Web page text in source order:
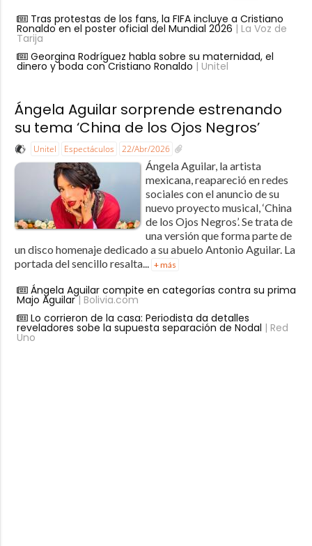
Tras protestas de los fans, la FIFA incluye a Cristiano
Ronaldo en el poster oficial del Mundial 2026 | La Voz de
Tarija
Georgina Rodríguez habla sobre su maternidad, el
dinero y boda con Cristiano Ronaldo | Unitel
Ángela Aguilar sorprende estrenando
su tema ‘China de los Ojos Negros’
Unitel Espectáculos 22/Abr/2026
Ángela Aguilar, la artista
mexicana, reapareció en redes
sociales con el anuncio de su
nuevo proyecto musical, ‘China
de los Ojos Negros’. Se trata de
una versión que forma parte de
un disco homenaje dedicado a su abuelo Antonio Aguilar. La
portada del sencillo resalta... + más
Ángela Aguilar compite en categorías contra su prima
Majo Aguilar| Bolivia.com
Lo corrieron de la casa: Periodista da detalles
reveladores sobe la supuesta separación de Nodal | Red
Uno